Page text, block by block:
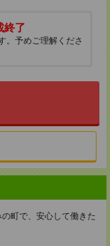
終了
。予めご理解くださ
町で、安心して働きた